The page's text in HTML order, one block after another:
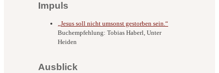
Impuls
„Jesus soll nicht umsonst gestorben sein.“
Buchempfehlung: Tobias Haberl, Unter
Heiden
Ausblick